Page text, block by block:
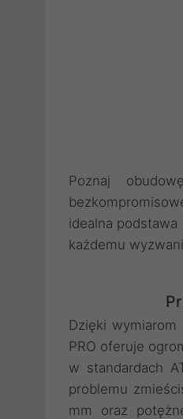
Poznaj
idealna
każdemu
Dzięki
PRO oferuje
w standardach
problemu
mm oraz